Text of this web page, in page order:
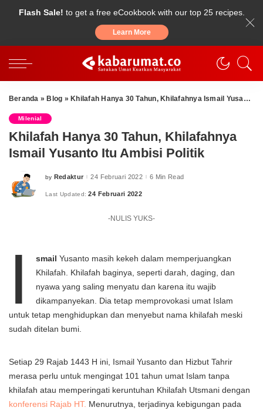
Flash Sale! to get a free eCookbook with our top 25 recipes.
Learn More
Beranda » Blog » Khilafah Hanya 30 Tahun, Khilafahnya Ismail Yusanto Itu Ambisi Politik
Milenial
Khilafah Hanya 30 Tahun, Khilafahnya
Ismail Yusanto Itu Ambisi Politik
Posted
by Redaktur 24 Februari 2022 6 Min Read
Last Updated: 24 Februari 2022
-NULIS YUKS-
I smailYusanto masih kekeh dalam memperjuangkan
Khilafah. Khilafah baginya, seperti darah, daging, dan
nyawa yang saling menyatu dan karena itu wajib
dikampanyekan. Dia tetap memprovokasi umat Islam
untuk tetap menghidupkan dan menyebut nama khilafah meski
sudah ditelan bumi.
Setiap 29 Rajab 1443 H ini, Ismail Yusanto dan Hizbut Tahrir
merasa perlu untuk mengingat 101 tahun umat Islam tanpa
khilafah atau memperingati keruntuhan Khilafah Utsmani dengan
konferensi Rajab HT. Menurutnya, terjadinya kebigungan pada